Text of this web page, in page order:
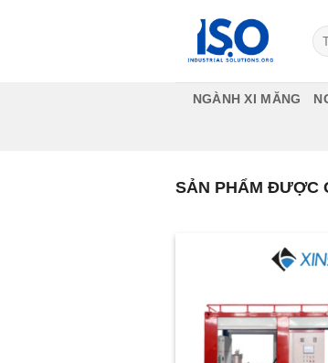
Tìm
NGÀNH XI MĂNG
SẢN PHẨM ĐƯỢC